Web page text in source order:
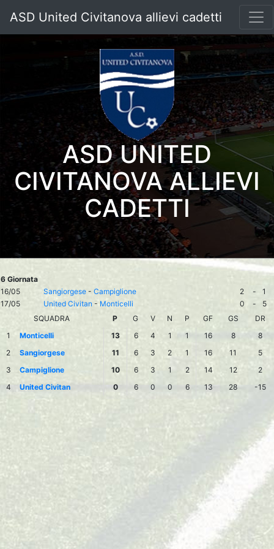
ASD United Civitanova allievi cadetti
ASD UNITED
CIVITANOVA ALLIEVI
CADETTI
6 Giornata
16/05
Sangiorgese - Campiglione 2 -
1
17/05
United Civitan - Monticelli 0 -
5
SQUADRA
P G V N P GF GS
DR
1
Monticelli 13 6 4 1 1 16 8
8
2
Sangiorgese 11 6 3 2 1 16 11
5
3
Campiglione 10 6 3 1 2 14 12
2
4
United Civitan 0 6 0 0 6 13 28 -15